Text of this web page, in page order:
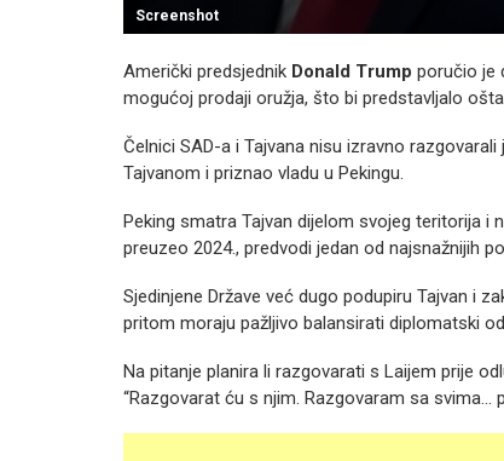
Screenshot
Američki predsjednik Donald Trump poručio je
mogućoj prodaji oružja, što bi predstavljalo
Čelnici SAD-a i Tajvana nisu izravno
Tajvanom i priznao vladu u Pekingu.
Peking smatra Tajvan dijelom svojeg teritorija i
preuzeo 2024., predvodi jedan od najsnažnijih
Sjedinjene Države već dugo podupiru Tajvan i
pritom moraju pažljivo balansirati diplomatski
Na pitanje planira li razgovarati s Laijem prije
“Razgovarat ću s njim. Razgovaram sa